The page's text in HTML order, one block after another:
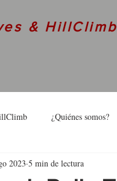
&
¿Quiénes somos?
2023 5 min de lectura